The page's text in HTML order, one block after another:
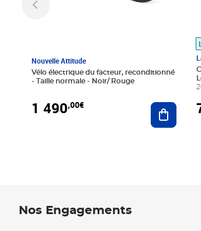
Nouvelle Attitude
Vélo électrique du facteur, reconditionné
- Taille normale - Noir/ Rouge
1 490,00€ Ajouter
Nos Engagements